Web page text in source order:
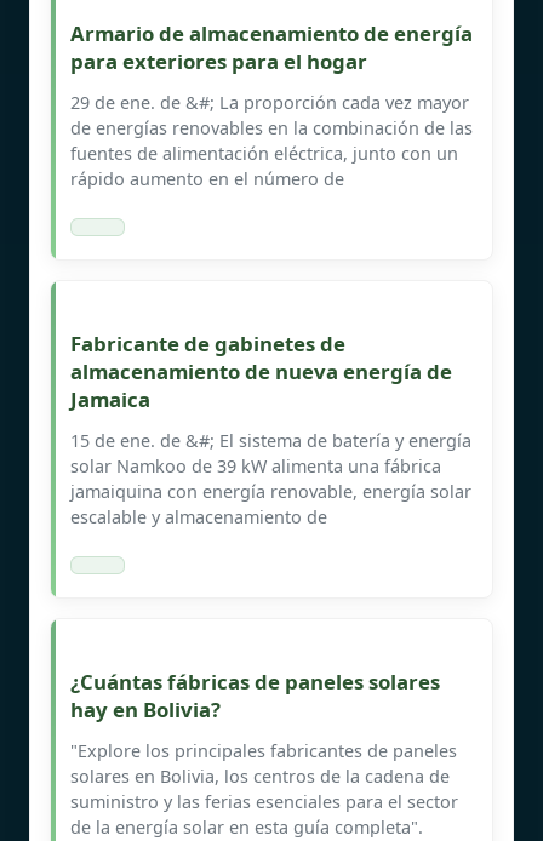
Armario de almacenamiento de energía
para exteriores para el hogar
29 de ene. de &#; La proporción cada vez mayor
de energías renovables en la combinación de las
fuentes de alimentación eléctrica, junto con un
rápido aumento en el número de
Fabricante de gabinetes de
almacenamiento de nueva energía de
Jamaica
15 de ene. de &#; El sistema de batería y energía
solar Namkoo de 39 kW alimenta una fábrica
jamaiquina con energía renovable, energía solar
escalable y almacenamiento de
¿Cuántas fábricas de paneles solares
hay en Bolivia?
"Explore los principales fabricantes de paneles
solares en Bolivia, los centros de la cadena de
suministro y las ferias esenciales para el sector
de la energía solar en esta guía completa".